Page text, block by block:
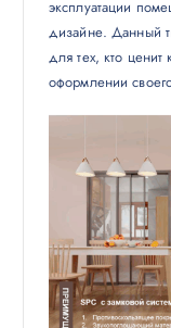
эксплуатации
дизайне. Данный
для тех, кто ценит
оформлении